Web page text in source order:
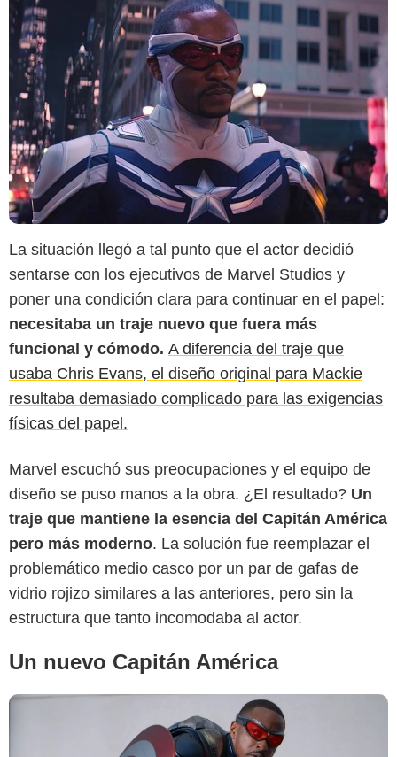
La situación llegó a tal punto que el actor decidió
sentarse con los ejecutivos de Marvel Studios y
poner una condición clara para continuar en el papel:
necesitaba un traje nuevo que fuera más
funcional y cómodo. A diferencia del traje que
usaba Chris Evans, el diseño original para Mackie
resultaba demasiado complicado para las exigencias
físicas del papel.
Marvel escuchó sus preocupaciones y el equipo de
diseño se puso manos a la obra. ¿El resultado? Un
traje que mantiene la esencia del Capitán América
pero más moderno. La solución fue reemplazar el
problemático medio casco por un par de gafas de
vidrio rojizo similares a las anteriores, pero sin la
estructura que tanto incomodaba al actor.
Un nuevo Capitán América
Tomatazos